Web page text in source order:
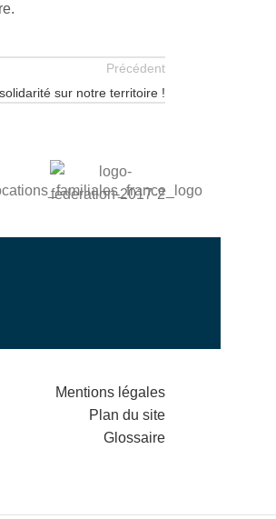
Précédent
sur notre territoire !
Mentions légales
Plan du site
Glossaire